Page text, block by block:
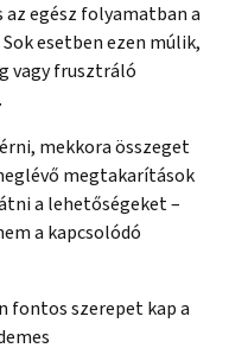
egész folyamatban a
esetben ezen múlik,
vagy frusztráló
mekkora összeget
megtakarítások
a lehetőségeket –
a kapcsolódó
fontos szerepet kap a